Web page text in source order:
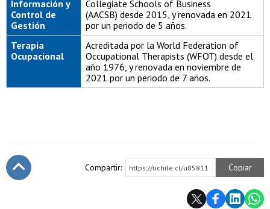
Información y
Control de
Gestión
Collegiate Schools of Business
(AACSB) desde 2015, y renovada en 2021
por un periodo de 5 años.
Terapia
Ocupacional
Acreditada por la World Federation of
Occupational Therapists (WFOT) desde el
año 1976, y renovada en noviembre de
2021 por un periodo de 7 años.
Compartir: https://uchile.cl/u85811 Copiar